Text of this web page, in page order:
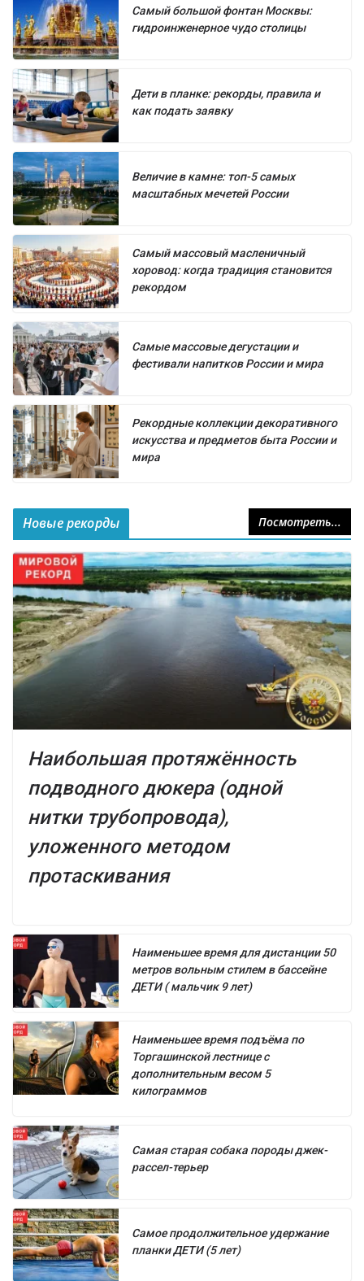
Самый большой фонтан Москвы:
гидроинженерное чудо столицы
Дети в планке: рекорды, правила и
как подать заявку
Величие в камне: топ-5 самых
масштабных мечетей России
Самый массовый масленичный
хоровод: когда традиция становится
рекордом
Самые массовые дегустации и
фестивали напитков России и мира
Рекордные коллекции декоративного
искусства и предметов быта России и
мира
Новые рекорды Посмотреть...
Наибольшая протяжённость
подводного дюкера (одной
нитки трубопровода),
уложенного методом
протаскивания
Наименьшее время для дистанции 50
метров вольным стилем в бассейне
ДЕТИ ( мальчик 9 лет)
Наименьшее время подъёма по
Торгашинской лестнице с
дополнительным весом 5
килограммов
Самая старая собака породы джек-
рассел-терьер
Самое продолжительное удержание
планки ДЕТИ (5 лет)